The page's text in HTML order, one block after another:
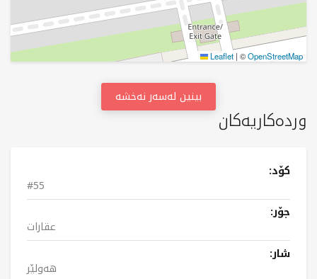
وردەکاریەکان
کۆد:
#55
جۆر:
عقارات
شار:
هەولێر
Leaflet | ©OpenStreetMap
بینین لەسەر نەخشە